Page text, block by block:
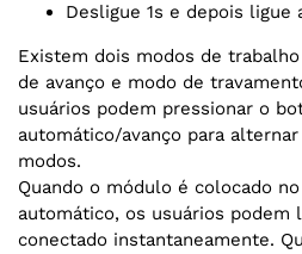
Desligue 1s e depois
Existem dois modos de
de avanço e modo de
usuários podem pressionar o
automático/avanço para
modos.
Quando o módulo é colocado
automático, os usuários podem
conectado instantaneamente.